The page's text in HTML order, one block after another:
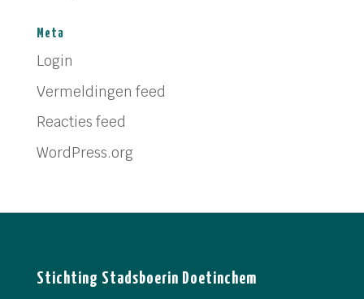
Meta
Login
Vermeldingen feed
Reacties feed
WordPress.org
Stichting Stadsboerin Doetinchem